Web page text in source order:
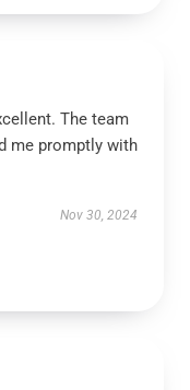
The team
me promptly with
Nov 30, 2024